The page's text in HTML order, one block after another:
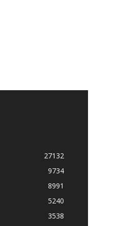
27132
9734
8991
5240
3538